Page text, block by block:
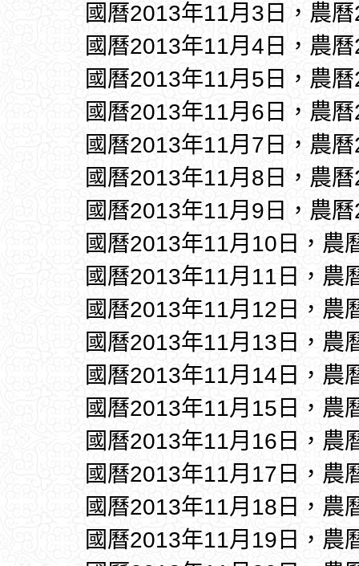
國曆2013年11月3日，農
國曆2013年11月4日，農
國曆2013年11月5日，農
國曆2013年11月6日，農
國曆2013年11月7日，農
國曆2013年11月8日，農
國曆2013年11月9日，農
國曆2013年11月10日，農
國曆2013年11月11日，農
國曆2013年11月12日，農
國曆2013年11月13日，農
國曆2013年11月14日，農
國曆2013年11月15日，農
國曆2013年11月16日，農
國曆2013年11月17日，農
國曆2013年11月18日，農
國曆2013年11月19日，農